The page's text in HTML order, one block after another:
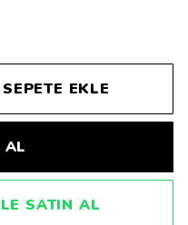
SEPETE EKLE
AL
SATIN AL